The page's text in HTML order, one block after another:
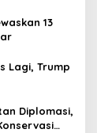
13
Lagi, Trump
Diplomasi,